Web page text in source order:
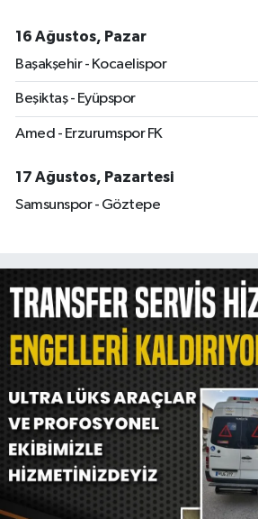
16 Ağustos, Pazar
Başakşehir - Kocaelispor
Beşiktaş - Eyüpspor
Amed - Erzurumspor FK
17 Ağustos, Pazartesi
Samsunspor - Göztepe